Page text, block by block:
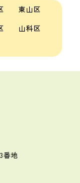
東山区
山科区
番地